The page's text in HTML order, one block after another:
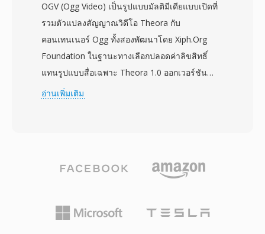
หลายทั่วคอมพิวเตอร์ส่วนบุคคลตลอดทศวรรษ
1990 และ 2000 คุณลักษณะที่โดดเด่นอย่างหนึ่งคือ
โครงสร้างภายในที่เข้าใจง่าย ทำให้ไฟล์ AVI แก้ไข
และประมวลผลในระดับไบนารีได้ค่อนข้างง่ายเมื่อ
เทียบกับคอนเทนเนอร์สมัยใหม่ที่ซับซ้อนกว่า AVI ยัง
รองรับสตรีมเสียงหลายสตรีม ทำให้สามารถมี
หรือรูปแบบคำบรรยายขั้นสูง ส่วนขยาย OpenDML
(AVI 2.0) แก้ไขข้อจำกัดเรื่องขนาดโดยอนุญาตให้
ทศวรรษ AVI ยังคงเป็นหนึ่งในรูปแบบมัลติมีเดียที่
OGV (Ogg Video) เป็นรูปแบบมัลติมีเดียแบบเปิดที่
รวมตัวแปลงสัญญาณวิดีโอ Theora กับ
คอนเทนเนอร์ Ogg ทั้งสองพัฒนาโดย Xiph.Org
Foundation ในฐานะทางเลือกปลอดค่าลิขสิทธิ์
แทนรูปแบบสื่อเฉพาะ Theora 1.0 ออกเวอร์ชัน
เสถียรในเดือนพฤศจิกายน 2008 แม้ว่าการพัฒนา
transform coding ให้คุณภาพเทียบเคียง MPEG-4
โครงร่างการมัลติเพล็กซ์แบบเพจที่สลับวิดีโอ
Theora กับเสียง Vorbis หรือ Opus รองรับฟีเจอร์
อ่านเพิ่มเติม